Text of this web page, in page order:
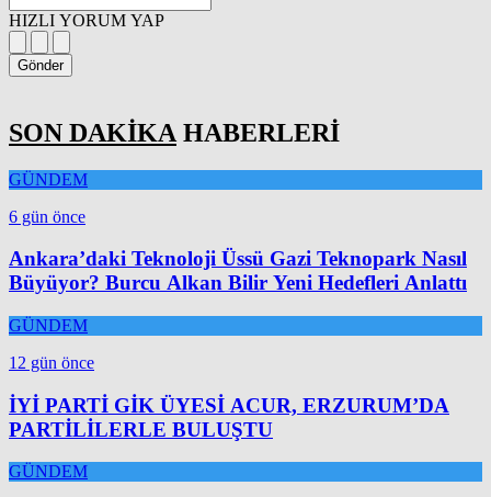
HIZLI YORUM YAP
Gönder
SON DAKİKA HABERLERİ
GÜNDEM
6 gün önce
Ankara’daki Teknoloji Üssü Gazi Teknopark Nasıl
Büyüyor? Burcu Alkan Bilir Yeni Hedefleri Anlattı
GÜNDEM
12 gün önce
İYİ PARTİ GİK ÜYESİ ACUR, ERZURUM’DA
PARTİLİLERLE BULUŞTU
GÜNDEM